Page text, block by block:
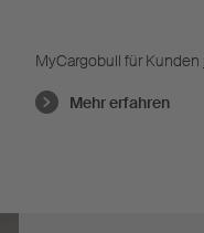
MyCargobull für Kunden
Mehr erfahren